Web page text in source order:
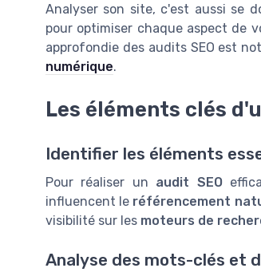
Analyser son site, c'est aussi se
pour optimiser chaque aspect de
approfondie des audits SEO est
numérique.
Les éléments clés
Identifier les éléments
Pour réaliser un audit SEO
influencent le référencement
visibilité sur les moteurs de
Analyse des mots-clés et